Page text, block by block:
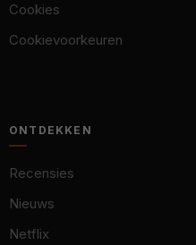
Cookies
Cookievoorkeuren
ONTDEKKEN
Recensies
Nieuws
Netflix